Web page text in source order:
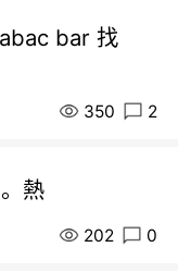
bar 找
350 2
熱
202 0